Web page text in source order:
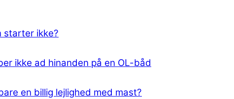
starter ikke?
ikke ad hinanden på en OL-båd
en billig lejlighed med mast?